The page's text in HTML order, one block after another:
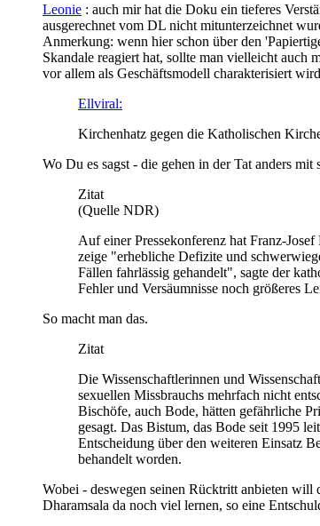
Leonie : auch mir hat die Doku ein tieferes
ausgerechnet vom DL nicht mitunterzeichnet
Anmerkung: wenn hier schon über den
Skandale reagiert hat, sollte man vielleicht auch
vor allem als Geschäftsmodell charakterisiert
Ellviral:
Kirchenhatz gegen die Katholischen
Wo Du es sagst - die gehen in der Tat anders
Zitat
(Quelle NDR)
Auf einer Pressekonferenz hat Franz-
zeige "erhebliche Defizite und
Fällen fahrlässig gehandelt", sagte der
Fehler und Versäumnisse noch größeres
So macht man das.
Zitat
Die Wissenschaftlerinnen und
sexuellen Missbrauchs mehrfach nicht
Bischöfe, auch Bode, hätten gefährliche
gesagt. Das Bistum, das Bode seit 1995
Entscheidung über den weiteren Einsatz
behandelt worden.
Wobei - deswegen seinen Rücktritt anbieten
Dharamsala da noch viel lernen, so eine